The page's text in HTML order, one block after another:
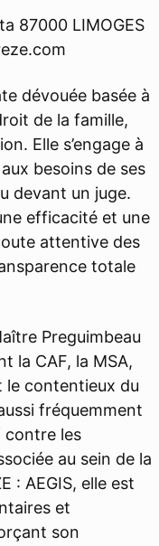
87000 LIMOGES
dévouée basée à
de la famille,
Elle s’engage à
besoins de ses
devant un juge.
efficacité et une
attentive des
totale
Preguimbeau
la CAF, la MSA,
le contentieux du
fréquemment
contre les
au sein de la
: AEGIS, elle est
et
son